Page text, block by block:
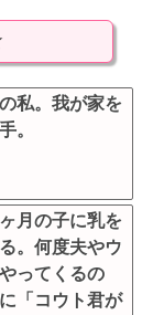
私。我が家を
。
月の子に乳を
。何度夫やウ
ってくるの
「コウト君が